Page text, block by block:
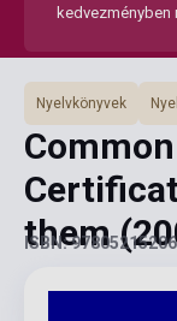
kedvezményben
Nyelvkönyvek
them
ISBN: